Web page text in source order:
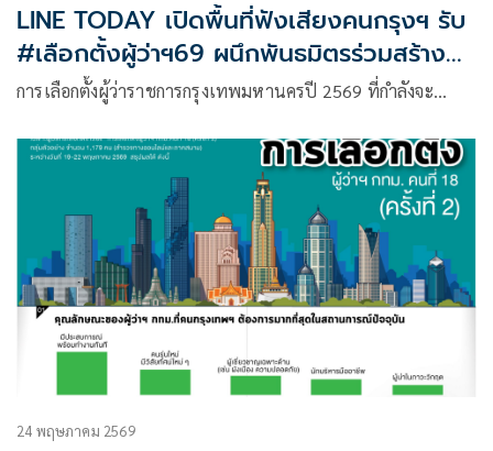
LINE TODAY เปิดพื้นที่ฟังเสียงคนกรุงฯ รับ
#เลือกตั้งผู้ว่าฯ69 ผนึกพันธมิตรร่วมสร้าง
อนาคตเมืองที่ดีกว่า ผ่านคอนเทนต์ โพล และ
การเลือกตั้งผู้ว่าราชการกรุงเทพมหานครปี 2569 ที่กำลังจะ…
24 พฤษภาคม 2569